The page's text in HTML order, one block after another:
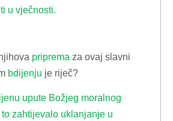
u vječnosti.
priprema za ovaj slavni
bdijenju je riječ?
upute Božjeg moralnog
zahtijevalo uklanjanje u